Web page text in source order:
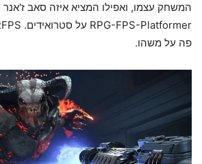
פה על משהו.